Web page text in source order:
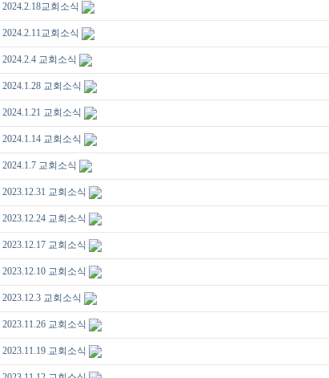
2024.2.18교회소식
2024.2.11교회소식
2024.2.4 교회소식
2024.1.28 교회소식
2024.1.21 교회소식
2024.1.14 교회소식
2024.1.7 교회소식
2023.12.31 교회소식
2023.12.24 교회소식
2023.12.17 교회소식
2023.12.10 교회소식
2023.12.3 교회소식
2023.11.26 교회소식
2023.11.19 교회소식